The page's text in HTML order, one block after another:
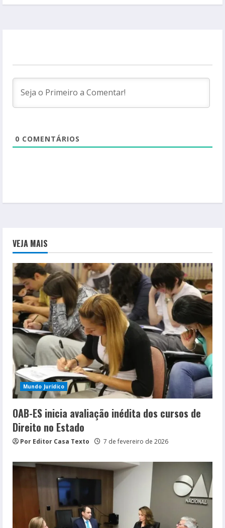
0 COMENTÁRIOS
VEJA MAIS
Mundo Jurídico
OAB-ES inicia avaliação inédita dos cursos de
Direito no Estado
Por Editor Casa Texto 7 de fevereiro de 2026